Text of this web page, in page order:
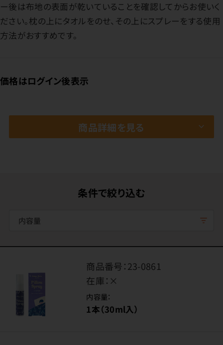
ー後は布地の表面が乾いていることを確認してからお使いく
ださい。枕の上にタオルをのせ、その上にスプレーをする使用
方法がおすすめです。
価格はログイン後表示
商品詳細を見る
条件で絞り込む
内容量
商品番号：23-0861
在庫： ×
内容量：
1本（30ml入）